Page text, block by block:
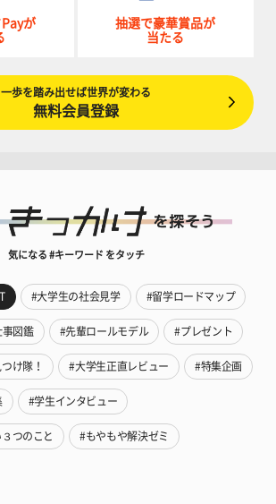
が
抽選で豪華賞品が
当たる
一歩を踏み出せば世界が変わる
無料会員登録
気になる #キーワード をタッチ
#大学生の社会見学 #留学ロードマップ
事図鑑 #先輩ロールモデル #プレゼント
け隊！ #大学生正直レビュー #特集企画
#学生インタビュー
つのこと #もやもや解決ゼミ